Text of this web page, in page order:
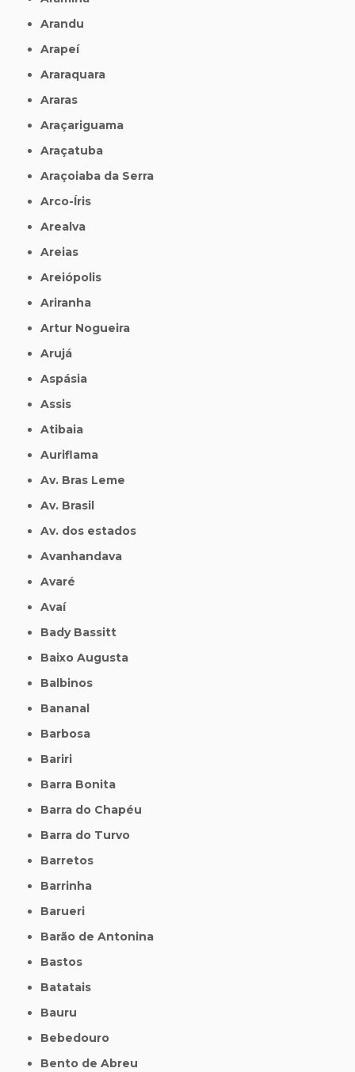
Arandu
Arapeí
Araraquara
Araras
Araçariguama
Araçatuba
Araçoiaba da Serra
Arco-Íris
Arealva
Areias
Areiópolis
Ariranha
Artur Nogueira
Arujá
Aspásia
Assis
Atibaia
Auriflama
Av. Bras Leme
Av. Brasil
Av. dos estados
Avanhandava
Avaré
Avaí
Bady Bassitt
Baixo Augusta
Balbinos
Bananal
Barbosa
Bariri
Barra Bonita
Barra do Chapéu
Barra do Turvo
Barretos
Barrinha
Barueri
Barão de Antonina
Bastos
Batatais
Bauru
Bebedouro
Bento de Abreu